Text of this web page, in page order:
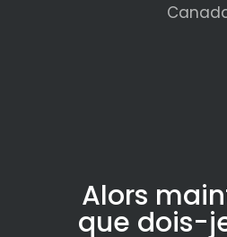
Alors
que dois-